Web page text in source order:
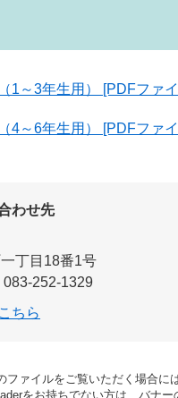
1～3年生用） [PDFファ
4～6年生用） [PDFファ
わせ先
丁目18番1号
083-252-1329
ちら
ファイルをご覧いただく場合に
をお持ちでない方は、バナ